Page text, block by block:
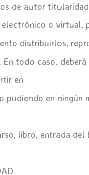
de autor
o virtual,
distribuirlos,
todo caso,
en
pudiendo en
libro, entrada